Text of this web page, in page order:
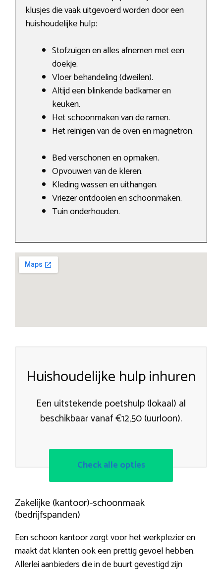
klusjes die vaak uitgevoerd worden door een
huishoudelijke hulp:
Stofzuigen en alles afnemen met een
doekje.
Vloer behandeling (dweilen).
Altijd een blinkende badkamer en
keuken.
Het schoonmaken van de ramen.
Het reinigen van de oven en magnetron.
Bed verschonen en opmaken.
Opvouwen van de kleren.
Kleding wassen en uithangen.
Vriezer ontdooien en schoonmaken.
Tuin onderhouden.
Huishoudelijke hulp inhuren
Een uitstekende poetshulp (lokaal) al
beschikbaar vanaf €12,50 (uurloon).
Check alle opties
Zakelijke (kantoor)-schoonmaak
(bedrijfspanden)
Een schoon kantoor zorgt voor het werkplezier en
maakt dat klanten ook een prettig gevoel hebben.
Allerlei aanbieders die in de buurt gevestigd zijn